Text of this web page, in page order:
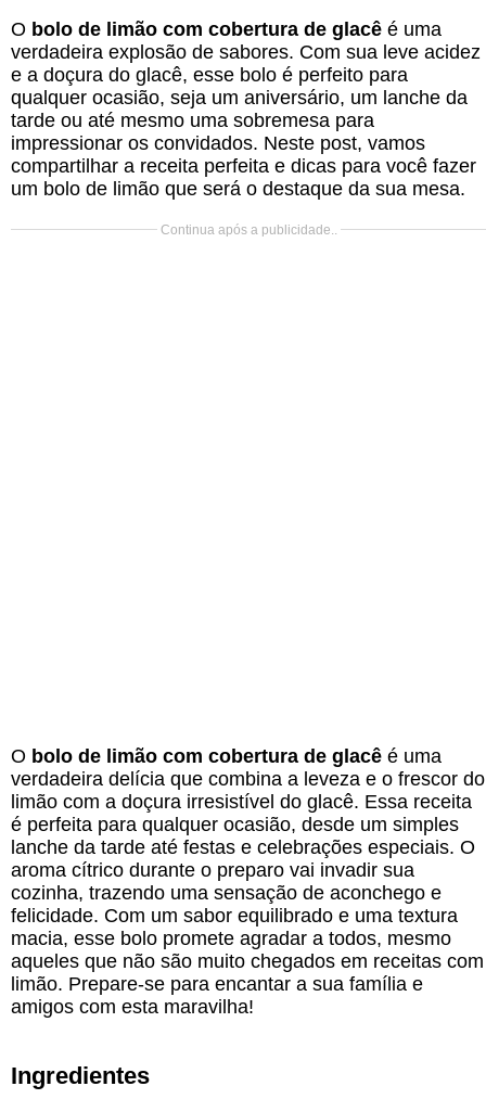
O bolo de limão com cobertura de glacê é uma
verdadeira explosão de sabores. Com sua leve acidez
e a doçura do glacê, esse bolo é perfeito para
qualquer ocasião, seja um aniversário, um lanche da
tarde ou até mesmo uma sobremesa para
impressionar os convidados. Neste post, vamos
compartilhar a receita perfeita e dicas para você fazer
um bolo de limão que será o destaque da sua mesa.
Continua após a publicidade..
O bolo de limão com cobertura de glacê é uma
verdadeira delícia que combina a leveza e o frescor do
limão com a doçura irresistível do glacê. Essa receita
é perfeita para qualquer ocasião, desde um simples
lanche da tarde até festas e celebrações especiais. O
aroma cítrico durante o preparo vai invadir sua
cozinha, trazendo uma sensação de aconchego e
felicidade. Com um sabor equilibrado e uma textura
macia, esse bolo promete agradar a todos, mesmo
aqueles que não são muito chegados em receitas com
limão. Prepare-se para encantar a sua família e
amigos com esta maravilha!
Ingredientes